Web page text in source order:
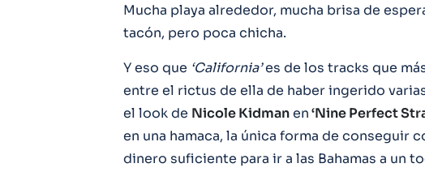
Mucha playa alrededor, mucha brisa de
tacón, pero poca chicha.
Y eso que ‘California’es de los tracks que
entre el rictus de ella de haber ingerido
el look de Nicole Kidmanen‘Nine Perfect
en una hamaca, la única forma de conseguir
dinero suficiente para ir a las Bahamas a un